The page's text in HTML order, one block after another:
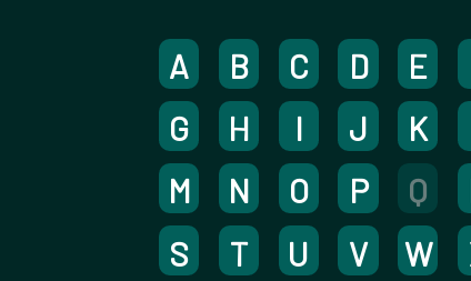
A B C D E
G
H I J K
M
N O P Q
S
T U V W